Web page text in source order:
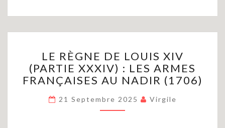
RÈGNE
DE
LOUIS
(PARTIE
XXXIV)
LE RÈGNE DE LOUIS XIV
(PARTIE XXXIV) : LES ARMES
FRANÇAISES AU NADIR (1706)
21 Septembre 2025 Virgile